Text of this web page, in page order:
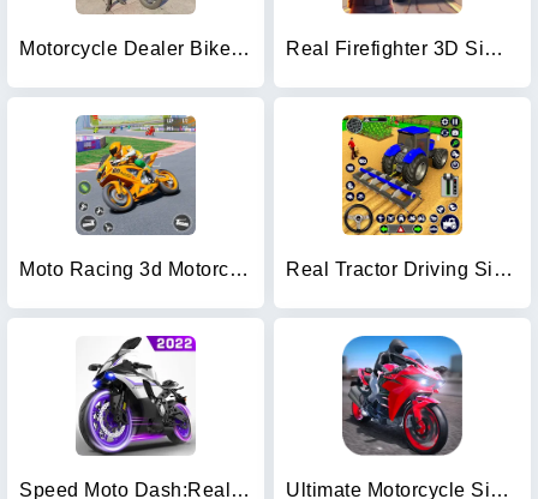
Motorcycle Dealer Bike Games Real Firefighter 3D Simulator
Moto Racing 3d Motorcycle Game Real Tractor Driving Simulator
Speed Moto Dash:Real Simulator Ultimate Motorcycle Simulator